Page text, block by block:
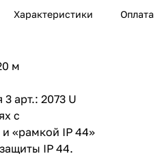
Характеристики Оплата
м
арт.: 2073 U
с
и «рамкой IP 44»
IP 44.